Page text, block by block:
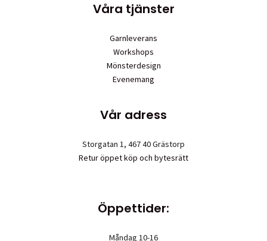
Våra tjänster
Garnleverans
Workshops
Mönsterdesign
Evenemang
Vår adress
Storgatan 1, 467 40 Grästorp
Retur öppet köp och bytesrätt
Öppettider:
Måndag 10-16